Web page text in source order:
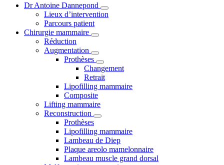
Dr Antoine Dannepond
Lieux d’intervention
Parcours patient
Chirurgie mammaire
Réduction
Augmentation
Prothèses
Changement
Retrait
Lipofilling mammaire
Composite
Lifting mammaire
Reconstruction
Prothèses
Lipofilling mammaire
Lambeau de Diep
Plaque areolo mamelonnaire
Lambeau muscle grand dorsal